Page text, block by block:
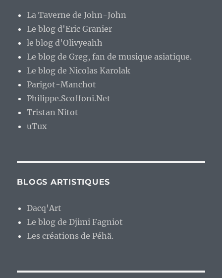
La Taverne de John-John
Le blog d'Eric Granier
le blog d'Olivyeahh
Le blog de Greg, fan de musique asiatique.
Le blog de Nicolas Karolak
Parigot-Manchot
Philippe.Scoffoni.Net
Tristan Nitot
uTux
BLOGS ARTISTIQUES
Dacq'Art
Le blog de Djimi Fagniot
Les créations de Péhä.